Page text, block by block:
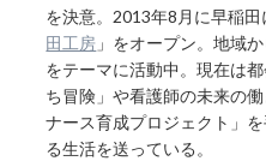
を決意。2013年8月に早稲
田工房 」をオープン。地域
をテーマに活動中。現在は
ち冒険」や看護師の未来の
ナース育成プロジェクト」
る生活を送っている。